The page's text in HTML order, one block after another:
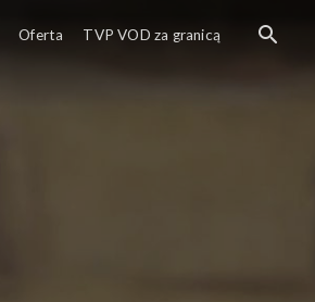
Oferta TVP VOD za granicą